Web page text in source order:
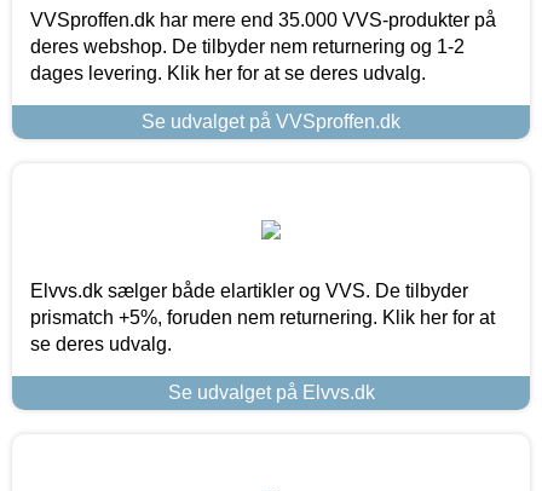
VVSproffen.dk har mere end 35.000 VVS-produkter på
deres webshop. De tilbyder nem returnering og 1-2
dages levering. Klik her for at se deres udvalg.
Se udvalget på VVSproffen.dk
Elvvs.dk sælger både elartikler og VVS. De tilbyder
prismatch +5%, foruden nem returnering. Klik her for at
se deres udvalg.
Se udvalget på Elvvs.dk